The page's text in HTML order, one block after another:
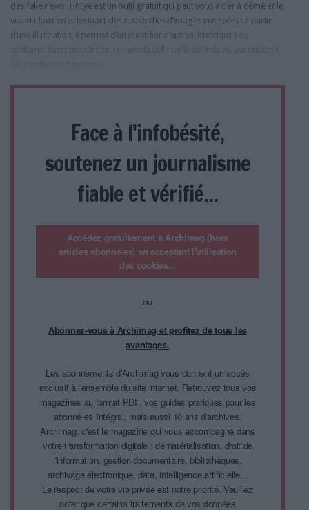
des fake news. TinEye est un outil gratuit qui peut vous aider à démêler le
vrai du faux en effectuant des recherches d’images inversées : à partir
d’une illustration, il permet d’en identifier d’autres, identiques ou
Face à l'infobésité,
soutenez un journalisme
fiable et vérifié...
Accédez gratuitement à Archimag (hors
articles abonné·es) en acceptant l'utilisation
des cookies...
ou
Abonnez-vous à Archimag et profitez de tous les
avantages.
Les abonnements d'Archimag vous donnent un accès
exclusif à l'ensemble du site internet. Retrouvez tous vos
magazines au format PDF, vos guides pratiques pour les
abonné·es Intégral, mais aussi 10 ans d'archives.
Archimag, c'est le magazine qui vous accompagne dans
votre transformation digitale : dématérialisation, droit de
l'information, gestion documentaire, bibliothèques,
archivage électronique, data, intelligence artificielle...
Le respect de votre vie privée est notre priorité. Veuillez
noter que certains traitements de vos données